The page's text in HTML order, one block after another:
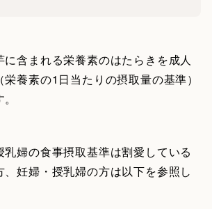
に含まれる栄養素のはたらきを成人
養素の1日当たりの摂取量の基準）
婦の食事摂取基準は割愛している
、妊婦・授乳婦の方は以下を参照し